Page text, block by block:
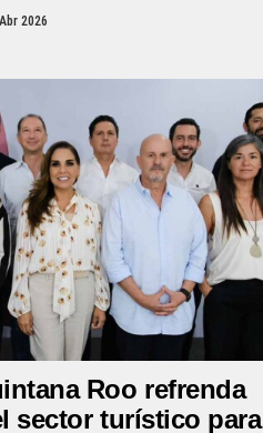
2026
Roo refrenda
sector turístico para